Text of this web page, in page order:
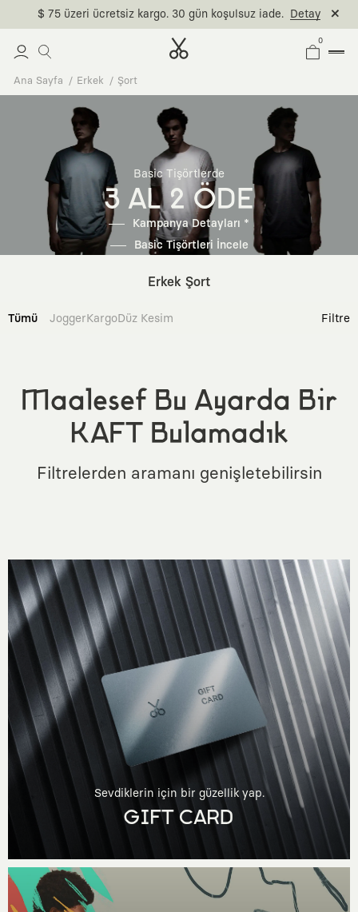
$ 75 üzeri ücretsiz kargo. 30 gün koşulsuz iade. Detay
0
Ana Sayfa Erkek Şort
Basic Tişörtlerde
3 AL 2 ÖDE
Kampanya Detayları *
Basic Tişörtleri İncele
Erkek Şort
Tümü JoggerKargoDüz Kesim Filtre
Maalesef Bu Ayarda Bir
KAFT Bulamadık
Filtrelerden aramanı genişletebilirsin
Sevdiklerin için bir güzellik yap.
GIFT CARD